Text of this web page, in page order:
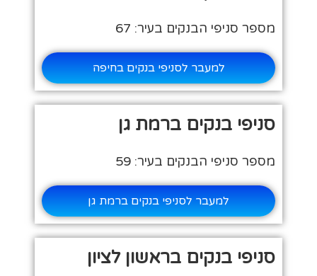
מספר סניפי הבנקים בעיר: 67
למעבר לסניפי בנקים בחיפה
סניפי בנקים ברמת גן
מספר סניפי הבנקים בעיר: 59
למעבר לסניפי בנקים ברמת גן
סניפי בנקים בראשון לציון